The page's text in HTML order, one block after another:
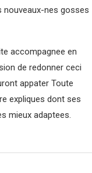
nouveaux-nes gosses
accompagnee en
de redonner ceci
appater Toute
expliques dont ses
mieux adaptees.